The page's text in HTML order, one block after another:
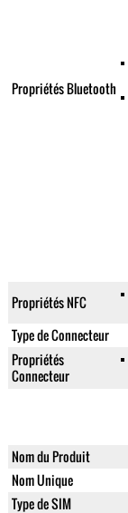
Propriétés Bluetooth
Propriétés NFC
Type de Connecteur
Propriétés
Connecteur
Nom du Produit
Nom Unique
Type de SIM